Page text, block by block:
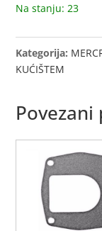
Na stanju: 23
Kategorija:
KUĆIŠTEM